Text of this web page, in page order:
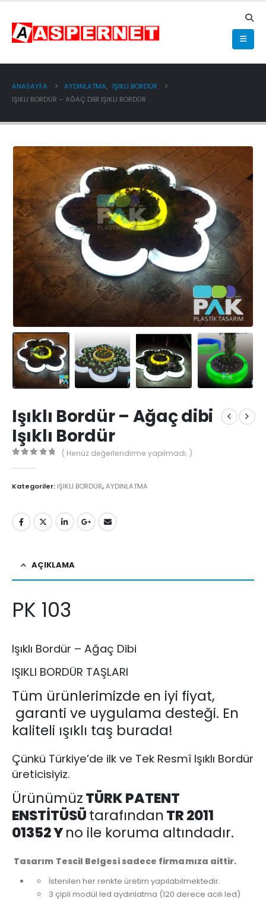
ANASAYFA AYDINLATMA, IŞIKLI BORDÜR
IŞIKLI BORDÜR – AĞAÇ DIBI IŞIKLI BORDÜR
Işıklı Bordür – Ağaç dibi
Işıklı Bordür
( Henüz değerlendirme yapılmadı. )
Kategoriler: IŞIKLI BORDÜR,AYDINLATMA
AÇIKLAMA
PK 103
Işıklı Bordür – Ağaç Dibi
IŞIKLI BORDÜR TAŞLARI
Tüm ürünlerimizde en iyi fiyat,
garanti ve uygulama desteği. En
kaliteli ışıklı taş burada!
Çünkü Türkiye’de ilk ve Tek Resmî Işıklı Bordür
üreticisiyiz.
ÜrünümüzTÜRK PATENT
ENSTİTÜSÜtarafındanTR 2011
01352 Yno ile koruma altındadır.
Tasarım Tescil Belgesi sadece firmamıza aittir.
İstenilen her renkte üretim yapılabilmektedir.
3 çipli modül led aydınlatma (120 derece acılı led)